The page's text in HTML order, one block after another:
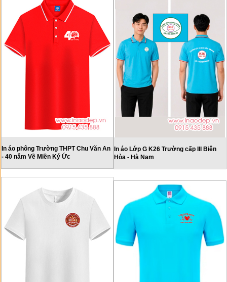
In áo phông Trường THPT Chu Văn An
- 40 năm Về Miền Ký Ức
In áo Lớp G K26 Trường cấp III Biên
Hòa - Hà Nam